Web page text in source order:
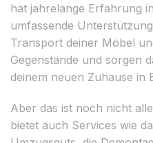
hat jahrelange Erfahrung
umfassende
Transport deiner Möbel
Gegenstände und sorgen
deinem neuen Zuhause in
Aber das ist noch nicht
bietet auch Services wie